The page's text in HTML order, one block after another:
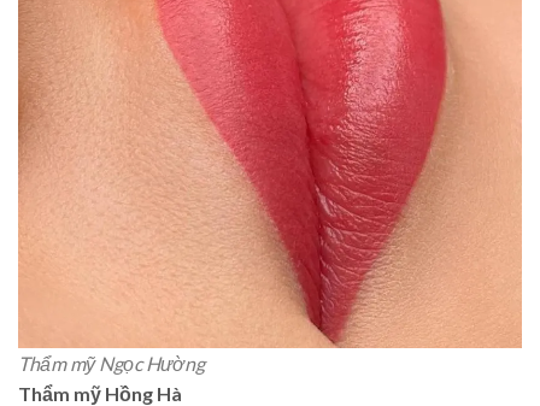
Thẩm mỹ Ngọc Hường
Thẩm mỹ Hồng Hà